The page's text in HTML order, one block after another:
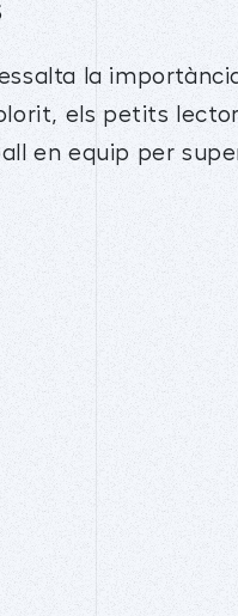
la
els petits
en equip per